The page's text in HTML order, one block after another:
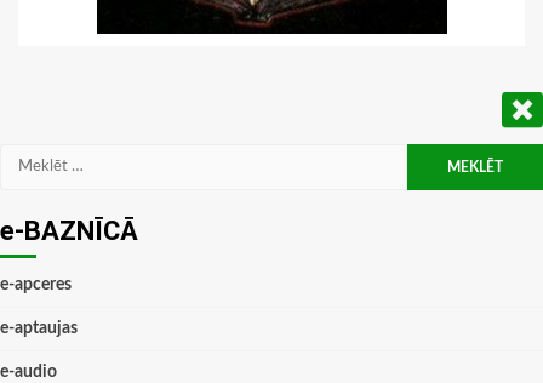
Meklēt:
e-BAZNĪCĀ
e-apceres
e-aptaujas
e-audio